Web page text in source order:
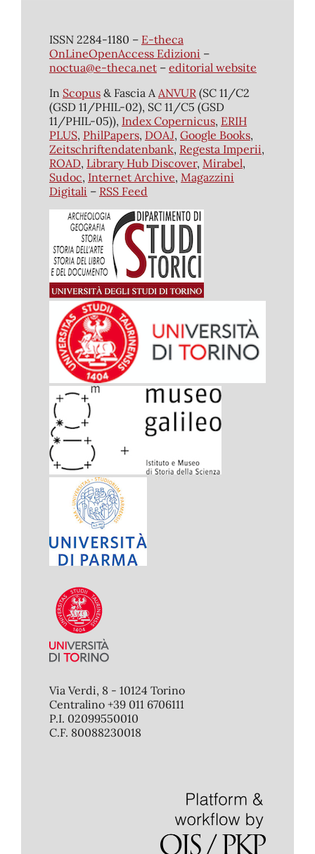
ISSN 2284-1180 – E-theca
OnLineOpenAccess Edizioni –
noctua@e-theca.net– editorial website
In Scopus& Fascia AANVUR(SC 11/C2
(GSD 11/PHIL-02), SC 11/C5 (GSD
11/PHIL-05)), Index Copernicus, ERIH
PLUS, PhilPapers, DOAJ, Google Books,
Zeitschriftendatenbank, Regesta Imperii,
ROAD, Library Hub Discover, Mirabel,
Sudoc, Internet Archive, Magazzini
Digitali – RSS Feed
Via Verdi, 8 - 10124 Torino
Centralino +39 011 6706111
P.I. 02099550010
C.F. 80088230018